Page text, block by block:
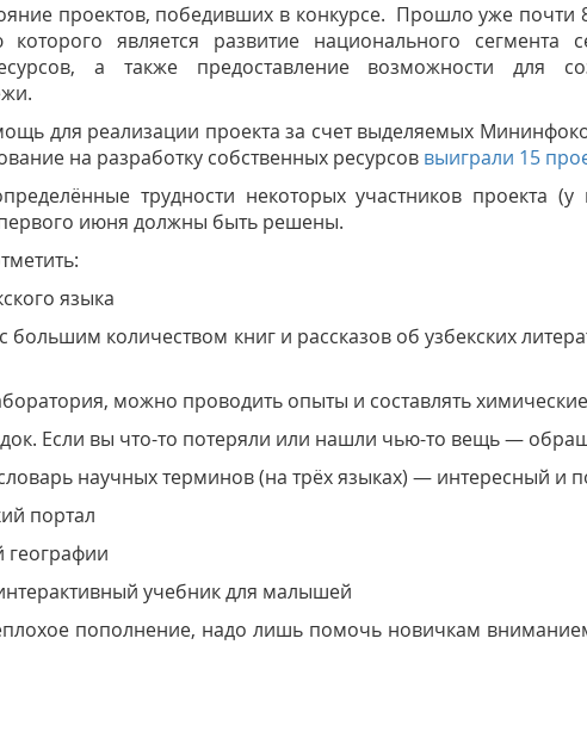
проектов, победивших в конкурсе. Прошло уже почти
является развитие национального сегмента
а также предоставление возможности для
для реализации проекта за счет выделяемых
на разработку собственных ресурсов выиграли 15
трудности некоторых участников проекта
июня должны быть решены.
языка
количеством книг и рассказов об узбекских
можно проводить опыты и составлять
Если вы что-то потеряли или нашли чью-то вещь —
научных терминов (на трёх языках) — интересный и
портал
учебник для малышей
пополнение, надо лишь помочь новичкам